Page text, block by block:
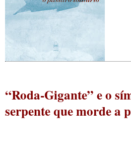
“Roda-Gigante” e o
serpente que morde a